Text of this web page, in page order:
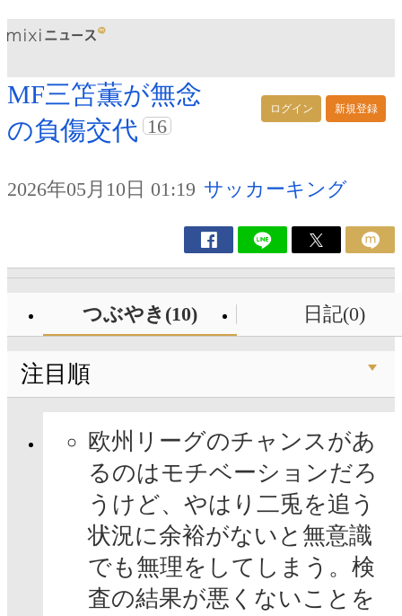
ログイン 新規登録
MF三笘薫が無念
の負傷交代 16
2026年05月10日 01:19 サッカーキング
つぶやき(10) 日記(0)
注目順
欧州リーグのチャンスがあ
るのはモチベーションだろ
うけど、やはり二兎を追う
状況に余裕がないと無意識
でも無理をしてしまう。検
査の結果が悪くないことを